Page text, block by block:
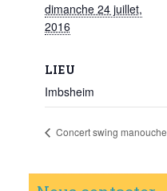
dimanche 24 juillet,
2016
LIEU
Imbsheim
Concert swing manouche